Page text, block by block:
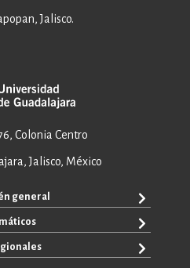
Jalisco.
Colonia Centro
Jalisco, México
general